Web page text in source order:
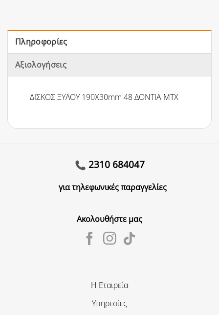
Πληροφορίες
Αξιολογήσεις
ΔΙΣΚΟΣ ΞΥΛΟΥ 190Χ30mm 48 ΔΟΝΤΙΑ MTX
2310 684047
για τηλεφωνικές παραγγελίες
Ακολουθήστε μας
Η Εταιρεία
Υπηρεσίες